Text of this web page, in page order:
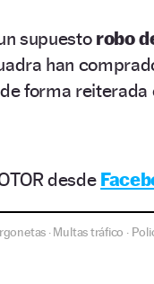
supuestorobo
han
forma reiterada
desde
·Multas tráfico ·